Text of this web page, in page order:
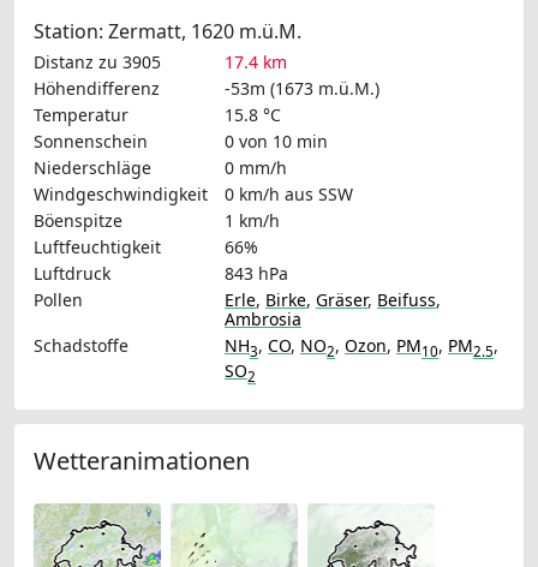
Station: Zermatt, 1620 m.ü.M.
Distanz zu 3905
17.4 km
Höhendifferenz
-53m (1673 m.ü.M.)
Temperatur
15.8 °C
Sonnenschein
0 von 10 min
Niederschläge
0 mm/h
Windgeschwindigkeit
0 km/h aus SSW
Böenspitze
1 km/h
Luftfeuchtigkeit
66%
Luftdruck
843 hPa
Pollen
Erle, Birke, Gräser, Beifuss,
Ambrosia
Schadstoffe
NH3, CO, NO2, Ozon, PM10, PM2.5,
SO2
Wetteranimationen